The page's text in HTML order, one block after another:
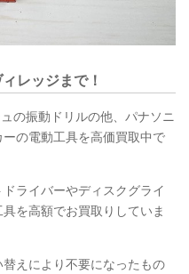
レッジまで！
の振動ドリルの他、パナソニ
の電動工具を高価買取中で
ライバーやディスクグライ
を高額でお買取りしていま
えにより不要になったもの